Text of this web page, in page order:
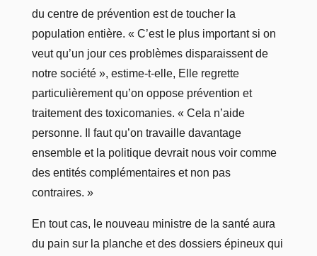
du centre de prévention est de toucher la
population entière. « C’est le plus important si on
veut qu’un jour ces problèmes disparaissent de
notre société », estime-t-elle, Elle regrette
particulièrement qu’on oppose prévention et
traitement des toxicomanies. « Cela n’aide
personne. Il faut qu’on travaille davantage
ensemble et la politique devrait nous voir comme
des entités complémentaires et non pas
contraires. »
En tout cas, le nouveau ministre de la santé aura
du pain sur la planche et des dossiers épineux qui